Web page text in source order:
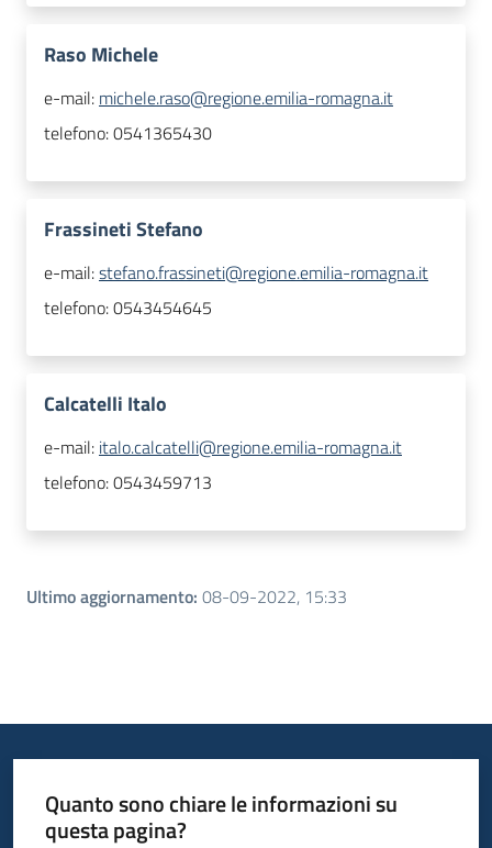
Raso Michele
e-mail: michele.raso@regione.emilia-romagna.it
telefono:0541365430
Frassineti Stefano
e-mail:stefano.frassineti@regione.emilia-romagna.it
telefono:0543454645
Calcatelli Italo
e-mail: italo.calcatelli@regione.emilia-romagna.it
telefono:0543459713
Ultimo aggiornamento: 08-09-2022, 15:33
Quanto sono chiare le informazioni su
questa pagina?